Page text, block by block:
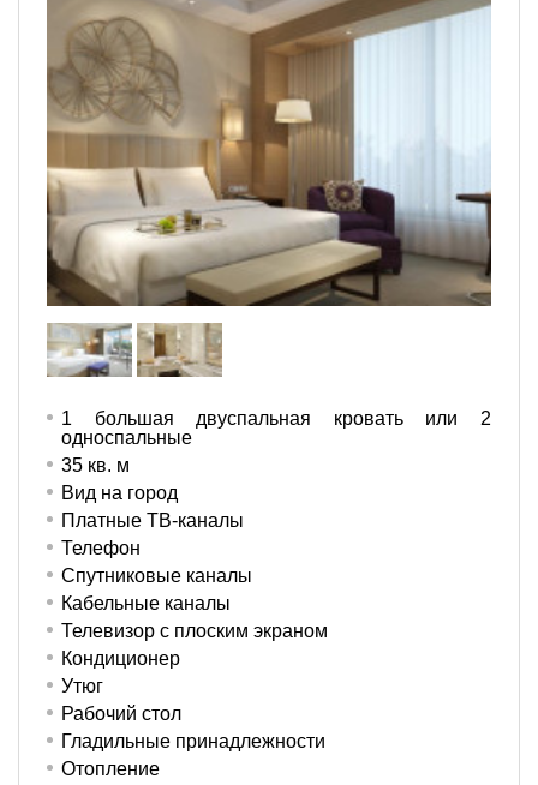
1 большая двуспальная кровать или 2
односпальные
35 кв. м
Вид на город
Платные ТВ-каналы
Телефон
Спутниковые каналы
Кабельные каналы
Телевизор с плоским экраном
Кондиционер
Утюг
Рабочий стол
Гладильные принадлежности
Отопление